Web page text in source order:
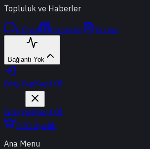
Topluluk ve Haberler
t-Chat Haberler Yazılar
Bağlantı Yok
Giriş YapKayıt Ol
Giriş YapKayıt Ol
PRO Üyelik
Ana Menu